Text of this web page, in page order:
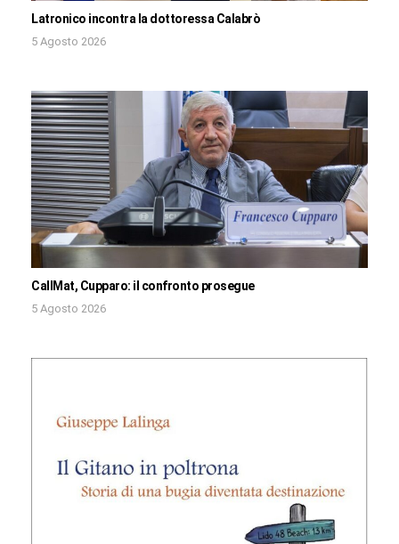
Latronico incontra la dottoressa Calabrò
5 Agosto 2026
CallMat, Cupparo: il confronto prosegue
5 Agosto 2026